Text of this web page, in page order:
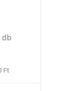
db
Ft